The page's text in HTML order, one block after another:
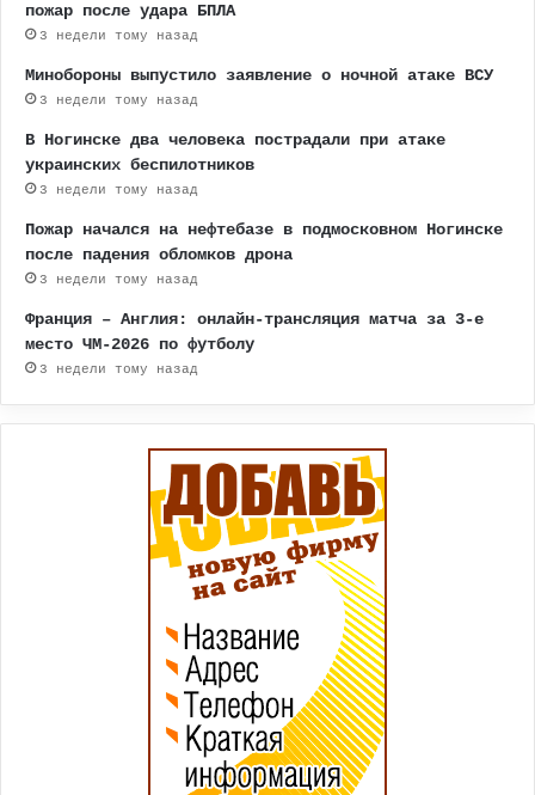
пожар после удара БПЛА
3 недели тому назад
Минобороны выпустило заявление о ночной атаке ВСУ
3 недели тому назад
В Ногинске два человека пострадали при атаке
украинских беспилотников
3 недели тому назад
Пожар начался на нефтебазе в подмосковном Ногинске
после падения обломков дрона
3 недели тому назад
Франция – Англия: онлайн-трансляция матча за 3-е
место ЧМ-2026 по футболу
3 недели тому назад